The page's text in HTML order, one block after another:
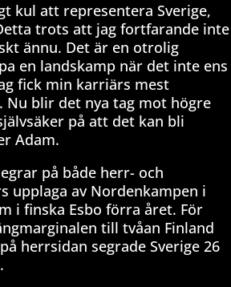
kul att representera Sverige,
trots att jag fortfarande inte
ännu. Det är en otrolig
en landskamp när det inte ens
fick min karriärs mest
Nu blir det nya tag mot högre
på att det kan bli
Adam.
på både herr- och
upplaga av Nordenkampen i
i finska Esbo förra året. För
till tvåan Finland
herrsidan segrade Sverige 26